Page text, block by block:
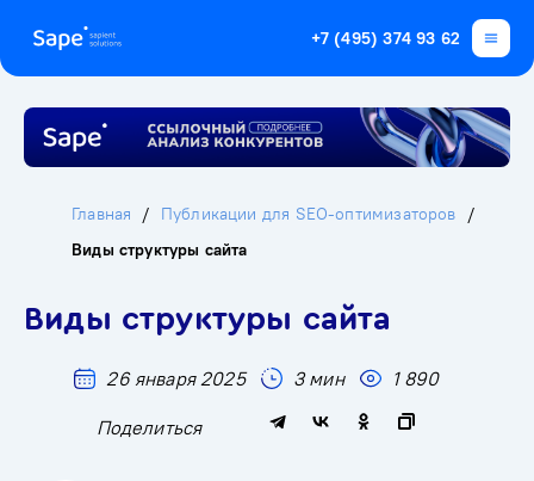
+7 (495) 374 93 62
Главная
Публикации для SEO-оптимизаторов
Виды структуры сайта
Виды структуры сайта
26 января 2025 3 мин 1 890
Поделиться